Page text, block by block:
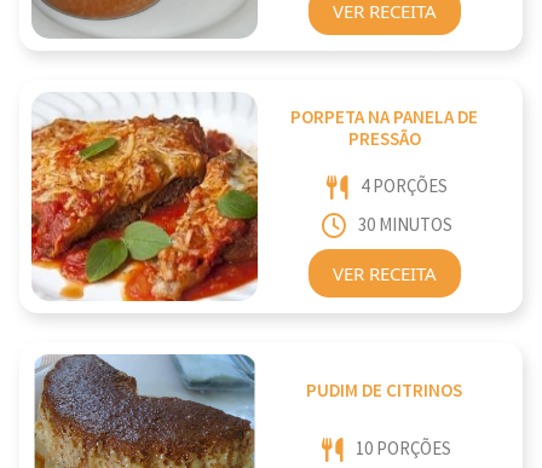
VER RECEITA
PORPETA NA PANELA DE
PRESSÃO
4 PORÇÕES
30 MINUTOS
VER RECEITA
PUDIM DE CITRINOS
10 PORÇÕES